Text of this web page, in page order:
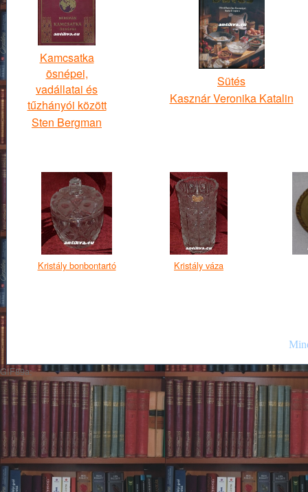
Kamcsatka
ösnépei,
vadállatai és
tűzhányói között
Sten Bergman
Sütés
Kasznár Veronika Katalin
Kristály bonbontartó Kristály váza
GIF89a;